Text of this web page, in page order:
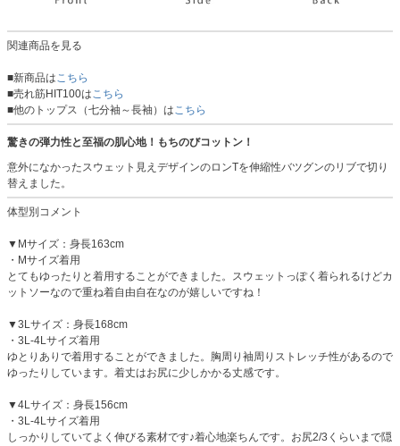
関連商品を見る
■新商品はこちら
■売れ筋HIT100はこちら
■他のトップス（七分袖～長袖）はこちら
驚きの弾力性と至福の肌心地！もちのびコットン！
意外になかったスウェット見えデザインのロンTを伸縮性バツグンのリブで切り
替えました。
体型別コメント
▼Mサイズ：身長163cm
・Mサイズ着用
とてもゆったりと着用することができました。スウェットっぽく着られるけどカ
ットソーなので重ね着自由自在なのが嬉しいですね！
▼3Lサイズ：身長168cm
・3L-4Lサイズ着用
ゆとりありで着用することができました。胸周り袖周りストレッチ性があるので
ゆったりしています。着丈はお尻に少しかかる丈感です。
▼4Lサイズ：身長156cm
・3L-4Lサイズ着用
しっかりしていてよく伸びる素材です♪着心地楽ちんです。お尻2/3くらいまで隠